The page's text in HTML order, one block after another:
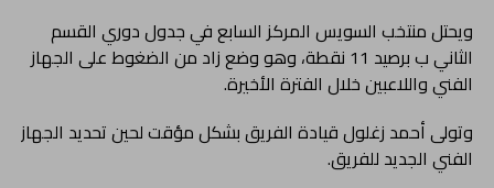
ويحتل منتخب السويس المركز السابع في جدول دوري القسم
الثاني ب برصيد 11 نقطة، وهو وضع زاد من الضغوط على الجهاز
الفني واللاعبين خلال الفترة الأخيرة.
وتولى أحمد زغلول قيادة الفريق بشكل مؤقت لحين تحديد الجهاز
الفني الجديد للفريق.